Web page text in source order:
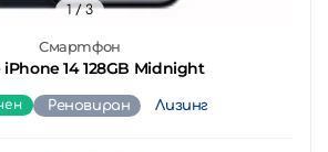
Смартфон
14 128GB Midnight
1/ 3
Реновиран Лизинг